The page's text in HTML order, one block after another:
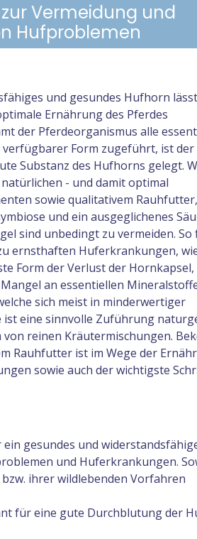
Vermeidung und
Hufproblemen
und gesundes Hufhorn
Ernährung des Pferdes
der Pferdeorganismus alle
Form zugeführt, ist der
Substanz des Hufhorns gelegt.
- und damit optimal
sowie qualitativem Rauhfutter,
und ein ausgeglichenes
sind unbedingt zu vermeiden.
ernsthaften Huferkrankungen,
Form der Verlust der Hornkapsel,
an essentiellen
sich meist in minderwertiger
eine sinnvolle Zuführung
reinen Kräutermischungen.
Rauhfutter ist im Wege der
sowie auch der wichtigste
gesundes und
und Huferkrankungen.
ihrer wildlebenden Vorfahren
für eine gute Durchblutung der